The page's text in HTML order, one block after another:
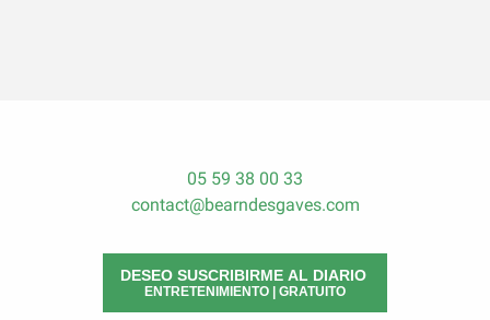
05 59 38 00 33
contact@bearndesgaves.com
DESEO SUSCRIBIRME AL DIARIO
ENTRETENIMIENTO | GRATUITO